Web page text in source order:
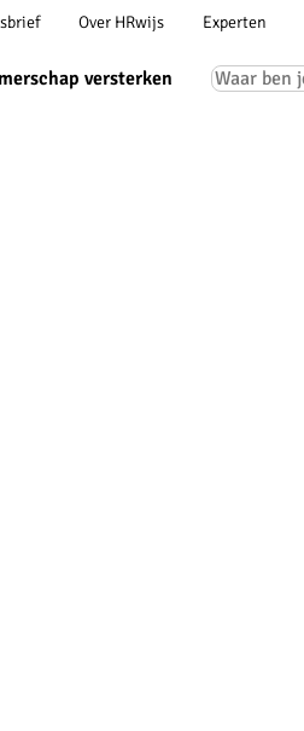
navigation
versterken
Over HRwijs Experten